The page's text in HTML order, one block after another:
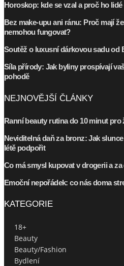
Horoskop: kde se vzal a proč ho lidé
Bez make-upu ani ránu: Proč mají
nemohou fungovat?
Soutěž o luxusní dárkovou sadu od
Síla přírody: Jak byliny prospívají
pohodě
NEJNOVĚJŠÍ ČLÁNKY
Ranní beauty rutina do 10 minut pro
Neviditelná daň za bronz: Jak
létě podpořit
Co má smysl kupovat v drogerii a
Emoční nepořádek: co nás doma
KATEGORIE
18+
Beauty
Beauty/Fashion
Bydlení